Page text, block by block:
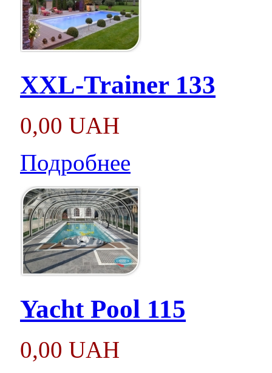
XXL-Trainer 133
0,00 UAH
Подробнее
Yacht Pool 115
0,00 UAH